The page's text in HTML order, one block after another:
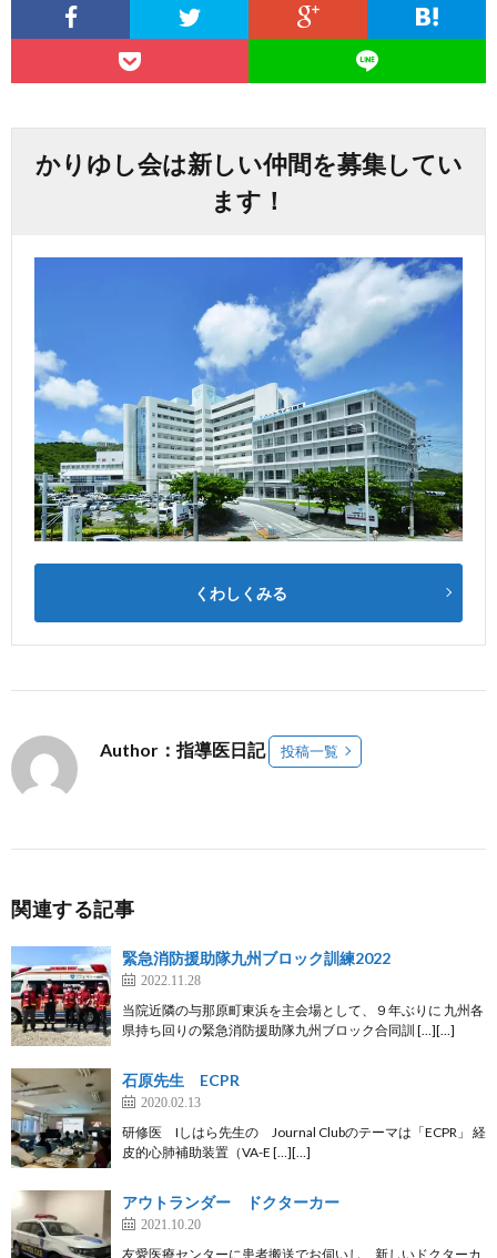
かりゆし会は新しい仲間を募集してい
ます！
くわしくみる
Author：指導医日記 投稿一覧
関連する記事
緊急消防援助隊九州ブロック訓練2022
2022.11.28
当院近隣の与那原町東浜を主会場として、９年ぶりに 九州各
県持ち回りの緊急消防援助隊九州ブロック合同訓 […][…]
石原先生 ECPR
2020.02.13
研修医 Iしはら先生の Journal Clubのテーマは「ECPR」 経
皮的心肺補助装置（VA-E […][…]
アウトランダー ドクターカー
2021.10.20
友愛医療センターに患者搬送でお伺いし、新しいドクターカ